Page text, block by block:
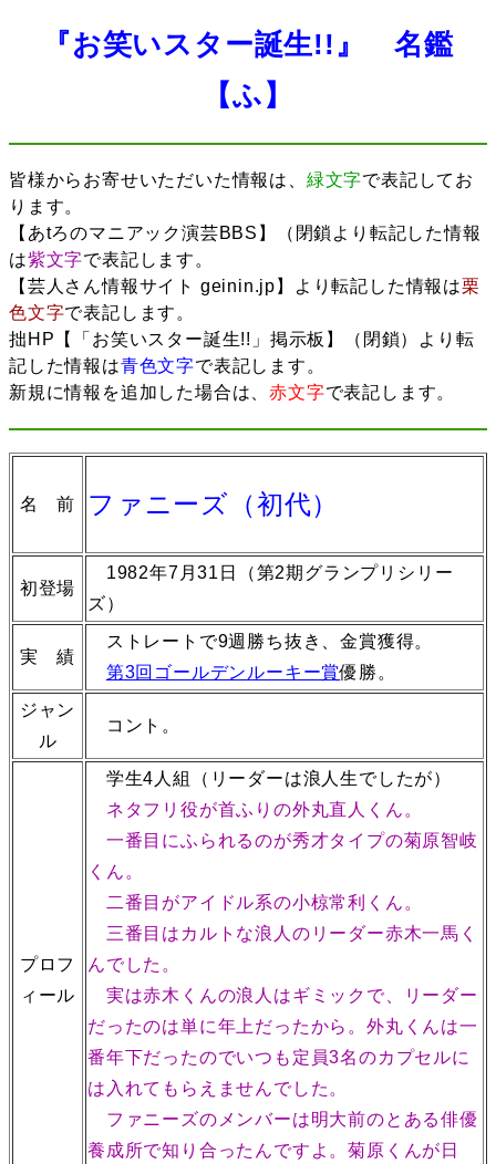
『お笑いスター誕生!!』 名鑑
【ふ】
皆様からお寄せいただいた情報は、 緑文字で表記してお
ります。
【あtろのマニアック演芸BBS】（閉鎖より転記した情報
は紫文字で表記します。
【芸人さん情報サイト geinin.jp】より転記した情報は栗
色文字で表記します。
拙HP【「お笑いスター誕生!!」掲示板】（閉鎖）より転
記した情報は青色文字で表記します。
新規に情報を追加した場合は、赤文字で表記します。
名 前 ファニーズ（初代）
初登場
1982年7月31日（第2期グランプリシリー
ズ）
実 績
ストレートで9週勝ち抜き、金賞獲得。
第3回ゴールデンルーキー賞優勝。
ジャン
ル
コント。
プロフ
ィール
学生4人組（リーダーは浪人生でしたが）
ネタフリ役が首ふりの外丸直人くん。
一番目にふられるのが秀才タイプの菊原智岐
くん。
二番目がアイドル系の小椋常利くん。
三番目はカルトな浪人のリーダー赤木一馬く
んでした。
実は赤木くんの浪人はギミックで、リーダー
だったのは単に年上だったから。外丸くんは一
番年下だったのでいつも定員3名のカプセルに
は入れてもらえませんでした。
ファニーズのメンバーは明大前のとある俳優
養成所で知り合ったんですよ。菊原くんが日